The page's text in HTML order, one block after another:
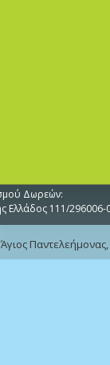
Δωρεών:
Ελλάδος 111/296006-
Παντελεήμονας,